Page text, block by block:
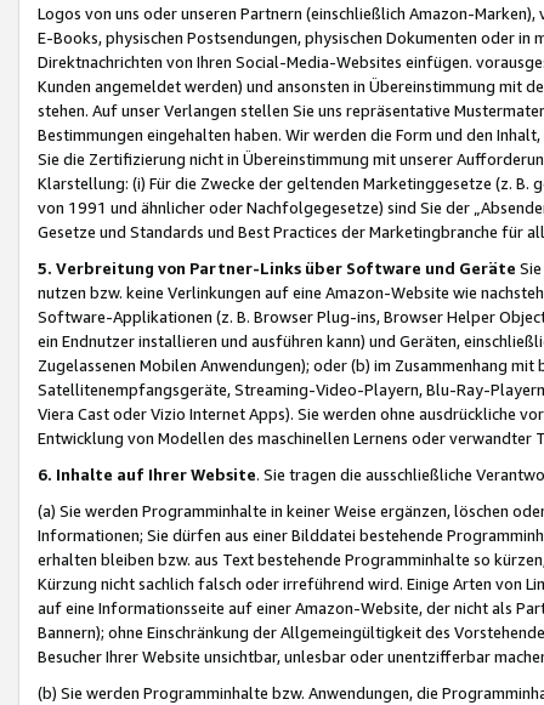
Logos von uns oder unseren Partnern (einschließlich Amazon-
E-Books, physischen Postsendungen, physischen Dokumenten oder in
Direktnachrichten von Ihren Social-Media-Websites einfügen.
Kunden angemeldet werden) und ansonsten in Übereinstimmung mit
stehen. Auf unser Verlangen stellen Sie uns repräsentative
Bestimmungen eingehalten haben. Wir werden die Form und den
Sie die Zertifizierung nicht in Übereinstimmung mit unserer
Klarstellung: (i) Für die Zwecke der geltenden Marketinggesetze (z. B.
von 1991 und ähnlicher oder Nachfolgegesetze) sind Sie der
Gesetze und Standards und Best Practices der Marketingbranche für
5. Verbreitung von Partner-Links über Software und Geräte
nutzen bzw. keine Verlinkungen auf eine Amazon-Website wie
Software-Applikationen (z. B. Browser Plug-ins, Browser Helper
ein Endnutzer installieren und ausführen kann) und Geräten,
Zugelassenen Mobilen Anwendungen); oder (b) im Zusammenhang
Satellitenempfangsgeräte, Streaming-Video-Playern, Blu-Ray-
Viera Cast oder Vizio Internet Apps). Sie werden ohne ausdrückliche
Entwicklung von Modellen des maschinellen Lernens oder
6. Inhalte auf Ihrer Website. Sie tragen die ausschließliche
(a) Sie werden Programminhalte in keiner Weise ergänzen, löschen
Informationen; Sie dürfen aus einer Bilddatei bestehende
erhalten bleiben bzw. aus Text bestehende Programminhalte so
Kürzung nicht sachlich falsch oder irreführend wird. Einige Arten von
auf eine Informationsseite auf einer Amazon-Website, der nicht als
Bannern); ohne Einschränkung der Allgemeingültigkeit des
Besucher Ihrer Website unsichtbar, unlesbar oder unentzifferbar
(b) Sie werden Programminhalte bzw. Anwendungen, die